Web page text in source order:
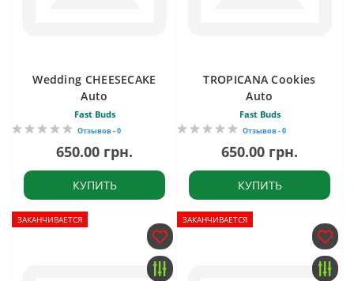
Wedding CHEESECAKE
Auto
Fast Buds
Отзывов - 0
650.00 грн.
КУПИТЬ
TROPICANA Cookies
Auto
Fast Buds
Отзывов - 0
650.00 грн.
КУПИТЬ
ЗАКАНЧИВАЕТСЯ ЗАКАНЧИВАЕТСЯ